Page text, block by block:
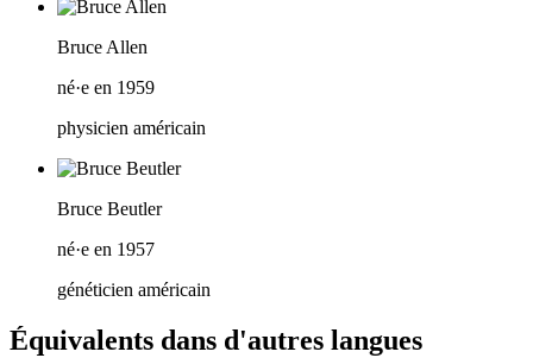
Bruce Allen
né·e en 1959
physicien américain
Bruce Beutler
né·e en 1957
généticien américain
Équivalents dans d'autres langues